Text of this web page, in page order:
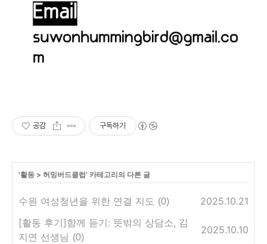
공감 구독하기
'활동 > 허밍버드클럽' 카테고리의 다른 글
수원 여성청년을 위한 연결 지도 (0)
2025.10.21
[활동 후기]함께 듣기: 뜻밖의 상담소, 김
지연 선생님 (0)
2025.10.10